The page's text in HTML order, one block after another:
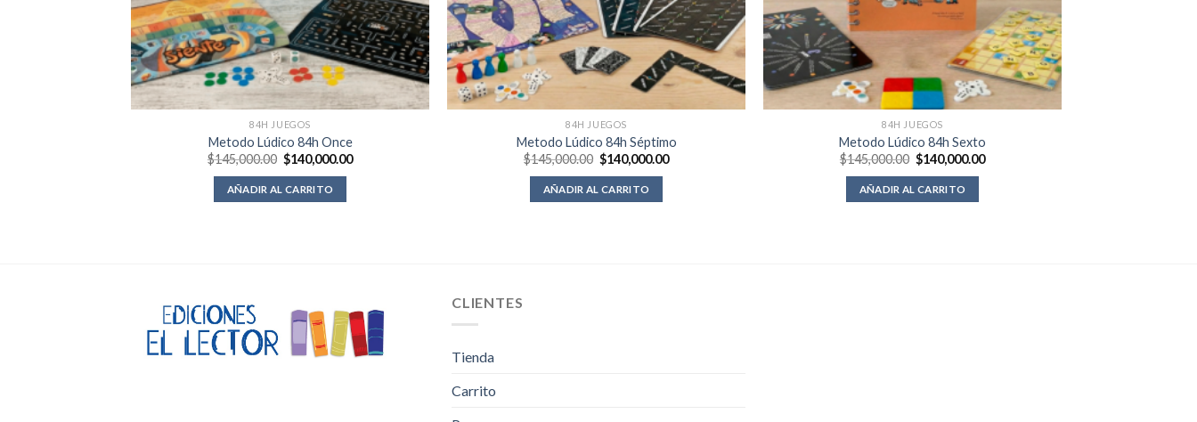
84H JUEGOS
Metodo Lúdico 84h Once
$145,000.00 El
precio
original
era:
$140,000.00El
AÑADIR AL CARRITO
84H JUEGOS
Metodo Lúdico 84h Séptimo
$145,000.00 El
precio
original
era:
$140,000.00El
AÑADIR AL CARRITO
84H JUEGOS
Metodo Lúdico 84h Sexto
$145,000.00 El
precio
original
era:
$140,000.00El
AÑADIR AL CARRITO
CLIENTES
Tienda
Carrito